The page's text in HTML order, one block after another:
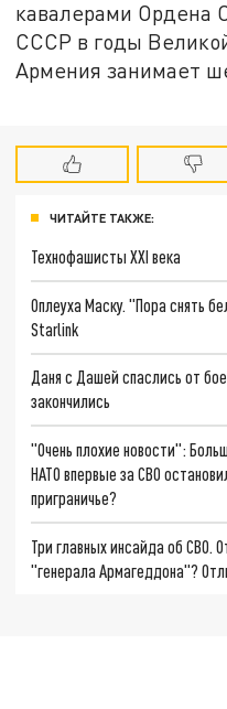
кавалерами Ордена
СССР в годы
Армения занимает
ЧИТАЙТЕ ТАКЖЕ:
Технофашисты XXI века
Оплеуха Маску. "Пора снять
Starlink
Даня с Дашей спаслись от
закончились
"Очень плохие новости":
НАТО впервые за СВО
приграничье?
Три главных инсайда об СВО.
"генерала Армагеддона"?